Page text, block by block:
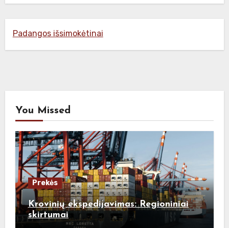
Padangos išsimokėtinai
You Missed
Prekės
Krovinių ekspedijavimas: Regioniniai
skirtumai